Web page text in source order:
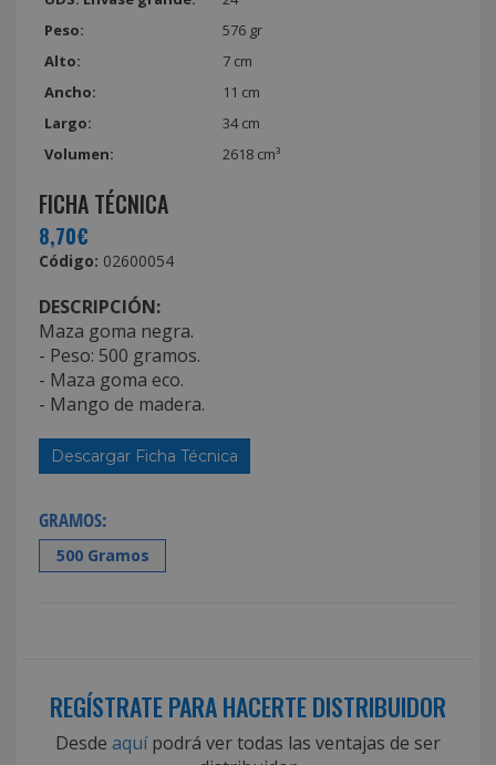
Peso:
576 gr
Alto:
7 cm
Ancho:
11 cm
Largo:
34 cm
Volumen:
2618 cm³
FICHA TÉCNICA
8,70€
Código: 02600054
DESCRIPCIÓN:
Maza goma negra.
- Peso: 500 gramos.
- Maza goma eco.
- Mango de madera.
Descargar Ficha Técnica
GRAMOS:
500 Gramos
REGÍSTRATE PARA HACERTE DISTRIBUIDOR
Desde aquípodrá ver todas las ventajas de ser